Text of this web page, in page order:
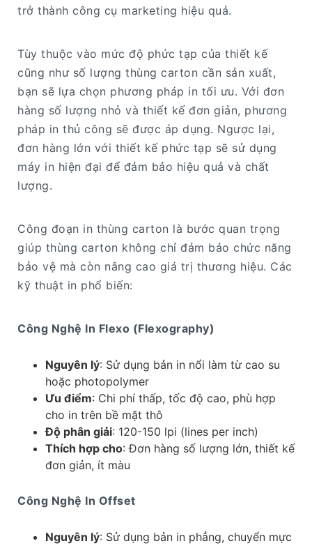
trở thành công cụ marketing hiệu quả.
Tùy thuộc vào mức độ phức tạp của thiết kế
cũng như số lượng thùng carton cần sản xuất,
bạn sẽ lựa chọn phương pháp in tối ưu. Với đơn
hàng số lượng nhỏ và thiết kế đơn giản, phương
pháp in thủ công sẽ được áp dụng. Ngược lại,
đơn hàng lớn với thiết kế phức tạp sẽ sử dụng
máy in hiện đại để đảm bảo hiệu quả và chất
lượng.
Công đoạn in thùng carton là bước quan trọng
giúp thùng carton không chỉ đảm bảo chức năng
bảo vệ mà còn nâng cao giá trị thương hiệu. Các
kỹ thuật in phổ biến:
Công Nghệ In Flexo (Flexography)
Nguyên lý: Sử dụng bản in nổi làm từ cao su
hoặc photopolymer
Ưu điểm: Chi phí thấp, tốc độ cao, phù hợp
cho in trên bề mặt thô
Độ phân giải: 120-150 lpi (lines per inch)
Thích hợp cho: Đơn hàng số lượng lớn, thiết kế
đơn giản, ít màu
Công Nghệ In Offset
Nguyên lý: Sử dụng bản in phẳng, chuyển mực